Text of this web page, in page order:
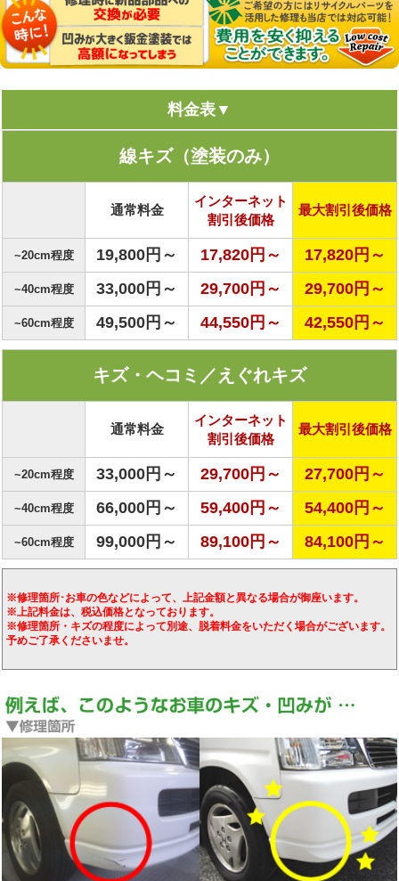
料金表▼
線キズ（塗装のみ）
通常料金
インターネット
割引後価格
最大割引後価格
~20cm程度 19,800円～ 17,820円～ 17,820円～
~40cm程度 33,000円～ 29,700円～ 29,700円～
~60cm程度 49,500円～ 44,550円～ 42,550円～
キズ・ヘコミ／えぐれキズ
通常料金
インターネット
割引後価格
最大割引後価格
~20cm程度 33,000円～ 29,700円～ 27,700円～
~40cm程度 66,000円～ 59,400円～ 54,400円～
~60cm程度 99,000円～ 89,100円～ 84,100円～
※修理箇所･お車の色などによって、上記金額と異なる場合が御座います。
※上記料金は、税込価格となっております。
※修理箇所・キズの程度によって別途、脱着料金をいただく場合がございます。
予めご了承くださいませ。